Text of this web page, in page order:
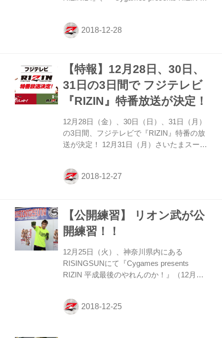
開計量をYoutubeにてLIVE配信だ！ 12月30
日（日）さいたまスーパーアリーナ コミュ
られない人は是非！LIVE配信で選手たちが
仕上げてきた肉体と気合の表情をご覧あ
れ！！ また、公開計量の模様はGYAO!でも
同時配信を実施。お楽しみ下さい。 公開計
RIZI...
【特報】12月28日、30日、
31日の3日間で フジテレビ
『RIZIN』特番放送が決定！
12月28日（金）、30日（日）、31日（月）
の3日間、フジテレビで『RIZIN』特番の放
送が決定！ 12月31日（月）さいたまスーパ
成最後のやれんのか！』『Cygames
presents RIZIN.14』に向けたスペシャル番
に「大晦日はRIZIN！」が放送され、31日
（月）の大会当日には「今夜はRIZIN！」
が14時50分から1時間、放送される！ 平成
最後の大晦日を熱くする『RIZIN』特番
3DAYSを要チェック！！ フ...
【公開練習】 リオン武が公
開練習！！
12月25日（火）、神奈川県内にある
RISINGSUNにて『Cygames presents
RIZIN 平成最後のやれんのか！』（12月31
るリオン武の公開練習が行われた。 RIZIN
初参戦となるリオンは、この日マススパー